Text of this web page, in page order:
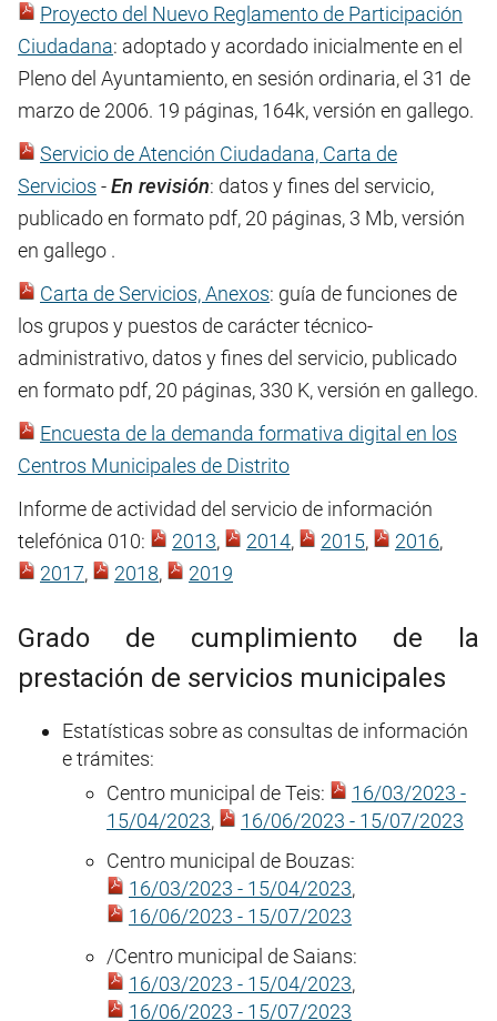
Proyecto del Nuevo Reglamento de Participación
Ciudadana: adoptado y acordado inicialmente en el
Pleno del Ayuntamiento, en sesión ordinaria, el 31 de
marzo de 2006. 19 páginas, 164k, versión en gallego.
Servicio de Atención Ciudadana, Carta de
Servicios -En revisión: datos y fines del servicio,
publicado en formato pdf, 20 páginas, 3 Mb, versión
en gallego .
Carta de Servicios, Anexos: guía de funciones de
los grupos y puestos de carácter técnico-
administrativo, datos y fines del servicio, publicado
en formato pdf, 20 páginas, 330 K, versión en gallego.
Encuesta de la demanda formativa digital en los
Centros Municipales de Distrito
Informe de actividad del servicio de información
telefónica 010:
2013, 2014, 2015, 2016,
2017, 2018, 2019
Grado de cumplimiento de la
prestación de servicios municipales
Estatísticas sobre as consultas de información
e trámites:
Centro municipal de Teis:
16/03/2023 -
15/04/2023,
16/06/2023 - 15/07/2023
Centro municipal de Bouzas:
16/03/2023 - 15/04/2023,
16/06/2023 - 15/07/2023
/Centro municipal de Saians:
16/03/2023 - 15/04/2023,
16/06/2023 - 15/07/2023